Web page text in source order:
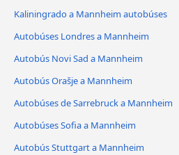
Kaliningrado a Mannheim autobúses
Autobúses Londres a Mannheim
Autobús Novi Sad a Mannheim
Autobús Orašje a Mannheim
Autobúses de Sarrebruck a Mannheim
Autobúses Sofia a Mannheim
Autobús Stuttgart a Mannheim